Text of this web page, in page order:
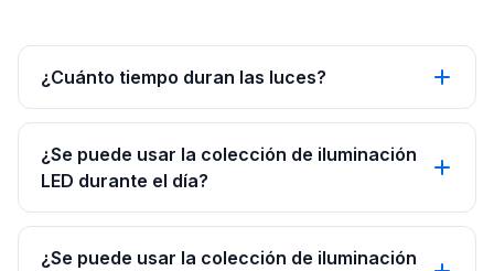
¿Cuánto tiempo duran las luces?
¿Se puede usar la colección de iluminación
LED durante el día?
¿Se puede usar la colección de iluminación